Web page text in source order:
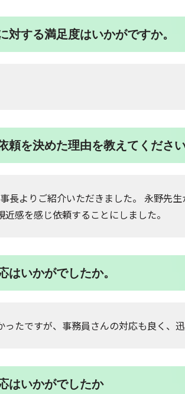
対する満足度はいかがですか。
頼を決めた理由を教えてください
長よりご紹介いただきました。 永野先
感を感じ依頼することにしました。
はいかがでしたか。
ったですが、事務員さんの対応も良く、
はいかがでしたか